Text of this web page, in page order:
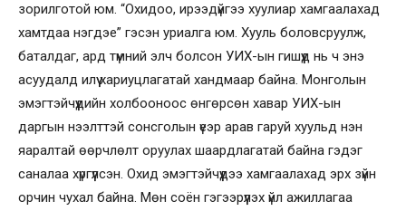
зорилготой юм. “Охидоо, ирээдүйгээ хуулиар хамгаалахад
хамтдаа нэгдэе” гэсэн уриалга юм. Хууль боловсруулж,
баталдаг, ард түмний элч болсон УИХ-ын гишүүд нь ч энэ
асуудалд илүү хариуцлагатай хандмаар байна. Монголын
эмэгтэйчүүдийн холбооноос өнгөрсөн хавар УИХ-ын
даргын нээлттэй сонсголын үеэр арав гаруй хуульд нэн
яаралтай өөрчлөлт оруулах шаардлагатай байна гэдэг
саналаа хүргүүлсэн. Охид эмэгтэйчүүдээ хамгаалахад эрх зүйн
орчин чухал байна. Мөн соён гэгээрүүлэх үйл ажиллагаа